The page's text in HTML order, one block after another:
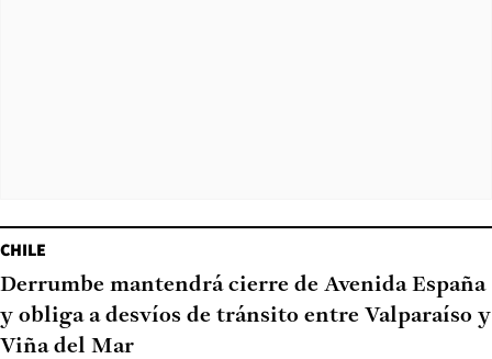
CHILE
Derrumbe mantendrá cierre de Avenida España
y obliga a desvíos de tránsito entre Valparaíso y
Viña del Mar